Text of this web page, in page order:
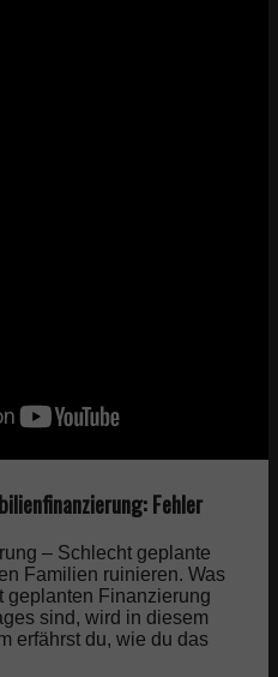
Fehler
– Schlecht geplante
Familien ruinieren. Was
geplanten Finanzierung
sind, wird in diesem
erfährst du, wie du das